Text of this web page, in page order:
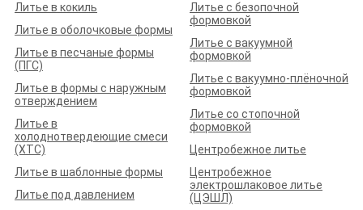
Литье в кокиль
Литье в оболочковые формы
Литье в песчаные формы
(ПГС)
Литье в формы с наружным
отверждением
Литье в
холоднотвердеющие смеси
(ХТС)
Литье в шаблонные формы
Литье под давлением
Литье с безопочной
формовкой
Литье с вакуумной
формовкой
Литье с вакуумно-плёночной
формовкой
Литье со стопочной
формовкой
Центробежное литье
Центробежное
электрошлаковое литье
(ЦЭШЛ)